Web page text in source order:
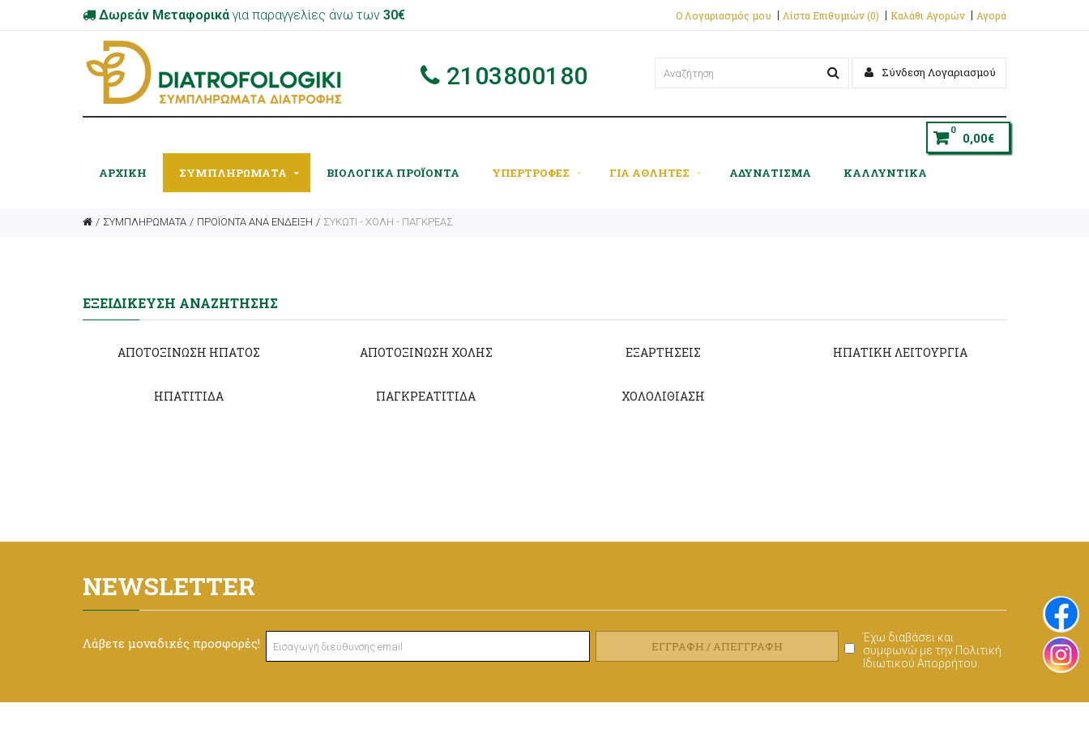
Δωρεάν Μεταφορικά για παραγγελίες άνω των 30€ Ο Λογαριασμός μου Λίστα Επιθυμιών (0) Καλάθι Αγορών Αγορά
2103800180 Σύνδεση Λογαριασμού
0 0,00€
ΑΡΧΙΚΉ ΣΥΜΠΛΗΡΩΜΑΤΑ ΒΙΟΛΟΓΙΚΑ ΠΡΟΪΟΝΤΑ ΥΠΕΡΤΡΟΦΕΣ ΓΙΑ ΑΘΛΗΤΕΣ ΑΔΥΝΑΤΙΣΜΑ ΚΑΛΛΥΝΤΙΚΑ
ΣΥΜΠΛΗΡΩΜΑΤΑ ΠΡΟΪΟΝΤΑ ΑΝΑ ΕΝΔΕΙΞΗ ΣΥΚΩΤΙ - ΧΟΛΗ - ΠΑΓΚΡΕΑΣ
ΕΞΕΙΔΊΚΕΥΣΗ ΑΝΑΖΉΤΗΣΗΣ
ΑΠΟΤΟΞΙΝΩΣΗ ΗΠΑΤΟΣ ΑΠΟΤΟΞΙΝΩΣΗ ΧΟΛΗΣ ΕΞΑΡΤΗΣΕΙΣ ΗΠΑΤΙΚΗ ΛΕΙΤΟΥΡΓΙΑ
ΗΠΑΤΙΤΙΔΑ ΠΑΓΚΡΕΑΤΙΤΙΔΑ ΧΟΛΟΛΙΘΙΑΣΗ
NEWSLETTER
Λάβετε μοναδικές προσφορές! ΕΓΓΡΑΦΉ / ΑΠΕΓΓΡΑΦΉ
Έχω διαβάσει και
συμφωνώ με την Πολιτική
Ιδιωτικού Απορρήτου